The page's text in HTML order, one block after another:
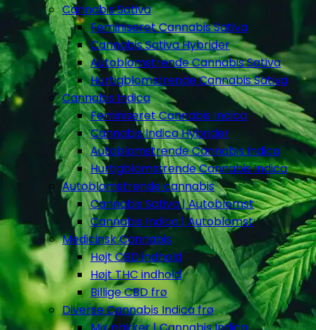
Cannabis Sativa
Feminiseret Cannabis Sativa
Cannabis Sativa Hybrider
Autoblomstrende Cannabis Sativa
Hurtigblomstrende Cannabis Sativa
Cannabis Indica
Feminiseret Cannabis Indica
Cannabis Indica Hybrider
Autoblomstrende Cannabis Indica
Hurtigblomstrende Cannabis Indica
Autoblomstrende cannabis
Cannabis Sativa | Autoblomst
Cannabis Indica | Autoblomst
Medicinsk Cannabis
Højt CBD indhold
Højt THC indhold
Billige CBD frø
Diverse Cannabis Indica frø